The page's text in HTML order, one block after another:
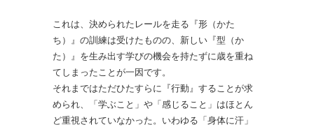
これは、決められたレールを走る『形（かた
ち）』の訓練は受けたものの、新しい『型（か
た）』を生み出す学びの機会を持たずに歳を重ね
てしまったことが一因です。
それまではただひたすらに『行動』することが求
められ、「学ぶこと」や「感じること」はほとん
ど重視されていなかった。いわゆる「身体に汗」